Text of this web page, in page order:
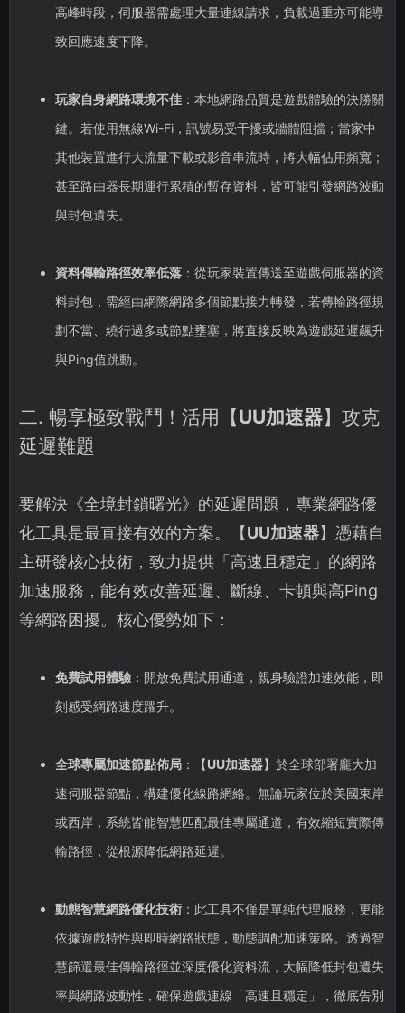
高峰時段，伺服器需處理大量連線請求，負載過重亦可能導
致回應速度下降。
玩家自身網路環境不佳：本地網路品質是遊戲體驗的決勝關
鍵。若使用無線Wi-Fi，訊號易受干擾或牆體阻擋；當家中
其他裝置進行大流量下載或影音串流時，將大幅佔用頻寬；
甚至路由器長期運行累積的暫存資料，皆可能引發網路波動
與封包遺失。
資料傳輸路徑效率低落：從玩家裝置傳送至遊戲伺服器的資
料封包，需經由網際網路多個節點接力轉發，若傳輸路徑規
劃不當、繞行過多或節點壅塞，將直接反映為遊戲延遲飆升
與Ping值跳動。
二. 暢享極致戰鬥！活用【UU加速器】攻克
延遲難題
要解決《全境封鎖曙光》的延遲問題，專業網路優
化工具是最直接有效的方案。【UU加速器】憑藉自
主研發核心技術，致力提供「高速且穩定」的網路
加速服務，能有效改善延遲、斷線、卡頓與高Ping
等網路困擾。核心優勢如下：
免費試用體驗：開放免費試用通道，親身驗證加速效能，即
刻感受網路速度躍升。
全球專屬加速節點佈局：【UU加速器】於全球部署龐大加
速伺服器節點，構建優化線路網絡。無論玩家位於美國東岸
或西岸，系統皆能智慧匹配最佳專屬通道，有效縮短實際傳
輸路徑，從根源降低網路延遲。
動態智慧網路優化技術：此工具不僅是單純代理服務，更能
依據遊戲特性與即時網路狀態，動態調配加速策略。透過智
慧篩選最佳傳輸路徑並深度優化資料流，大幅降低封包遺失
率與網路波動性，確保遊戲連線「高速且穩定」，徹底告別